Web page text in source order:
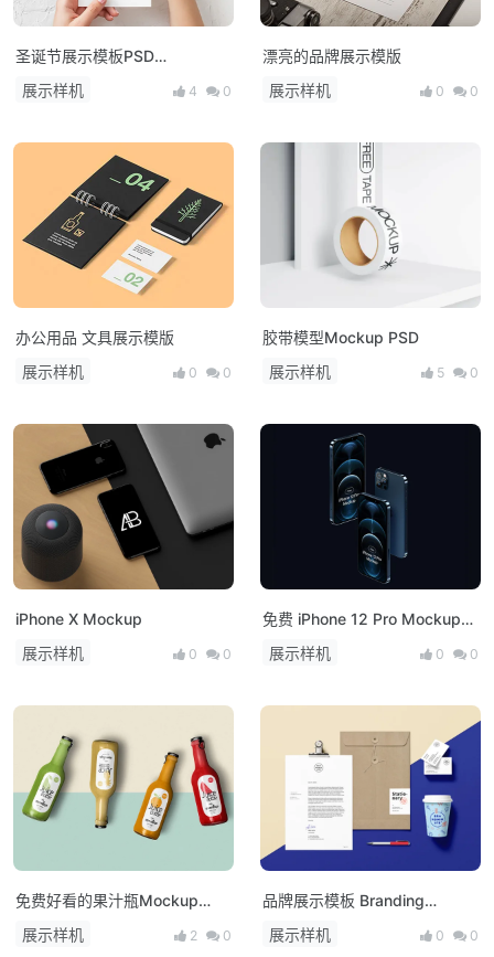
圣诞节展示模板PSD
Christmas Card Mockup
展示样机 4 0
漂亮的品牌展示模版
展示样机
0 0
办公用品 文具展示模版
展示样机
0 0
胶带模型Mockup PSD
展示样机
5 0
iPhone X Mockup
展示样机
0 0
免费 iPhone 12 Pro Mockup
展示模型
展示样机 0 0
免费好看的果汁瓶Mockup
展示样机 2 0
品牌展示模板 Branding
MockUp
展示样机 0 0